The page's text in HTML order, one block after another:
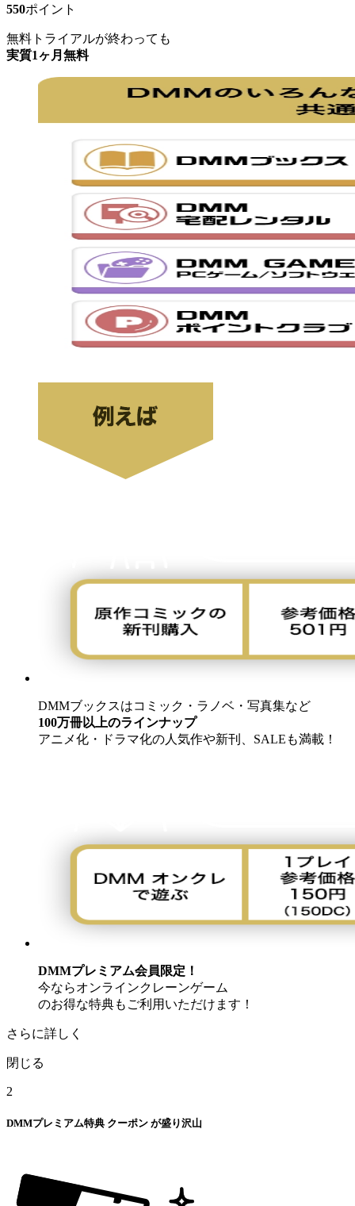
550ポイント
無料トライアルが終わっても
実質1ヶ月無料
DMMブックスはコミック・ラノベ・写真集など
100万冊以上のラインナップ
アニメ化・ドラマ化の人気作や新刊、SALEも満載！
DMMプレミアム会員限定！
今ならオンラインクレーンゲーム
のお得な特典もご利用いただけます！
さらに詳しく
閉じる
2
DMMプレミアム特典 クーポン が盛り沢山